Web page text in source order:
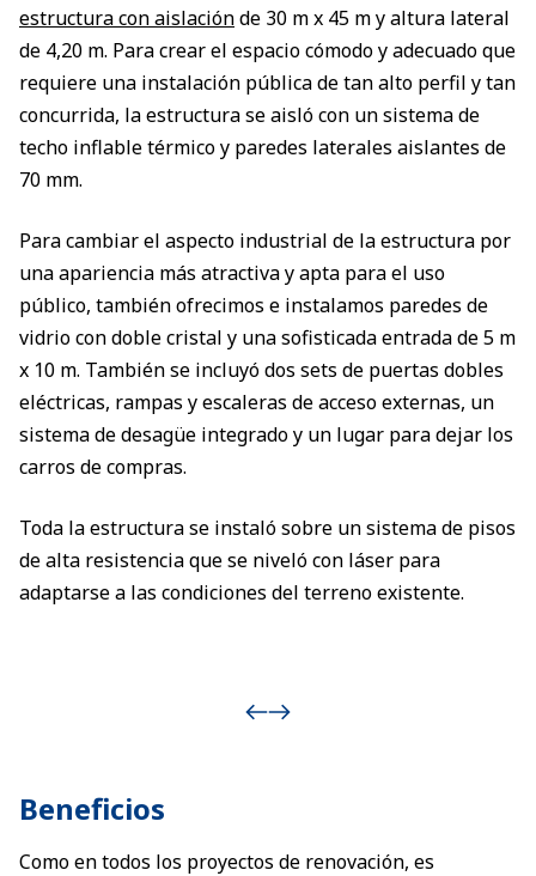
estructura con aislaciónde 30 m x 45 m y altura lateral
de 4,20 m. Para crear el espacio cómodo y adecuado que
requiere una instalación pública de tan alto perfil y tan
concurrida, la estructura se aisló con un sistema de
techo inflable térmico y paredes laterales aislantes de
70 mm.
Para cambiar el aspecto industrial de la estructura por
una apariencia más atractiva y apta para el uso
público, también ofrecimos e instalamos paredes de
vidrio con doble cristal y una sofisticada entrada de 5 m
x 10 m. También se incluyó dos sets de puertas dobles
eléctricas, rampas y escaleras de acceso externas, un
sistema de desagüe integrado y un lugar para dejar los
carros de compras.
Toda la estructura se instaló sobre un sistema de pisos
de alta resistencia que se niveló con láser para
adaptarse a las condiciones del terreno existente.
Beneficios
Como en todos los proyectos de renovación, es